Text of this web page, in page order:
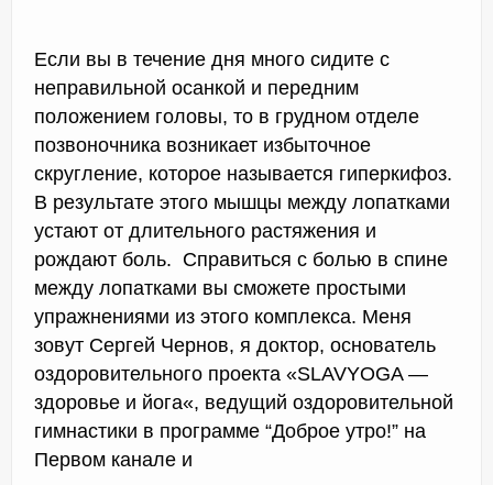
Если вы в течение дня много сидите с
неправильной осанкой и передним
положением головы, то в грудном отделе
позвоночника возникает избыточное
скругление, которое называется гиперкифоз.
В результате этого мышцы между лопатками
устают от длительного растяжения и
рождают боль. Справиться с болью в спине
между лопатками вы сможете простыми
упражнениями из этого комплекса. Меня
зовут Сергей Чернов, я доктор, основатель
оздоровительного проекта «SLAVYOGA —
здоровье и йога«, ведущий оздоровительной
гимнастики в программе “Доброе утро!” на
Первом канале и